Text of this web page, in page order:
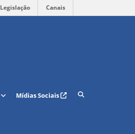
Legislação Canais
Mídias Sociais